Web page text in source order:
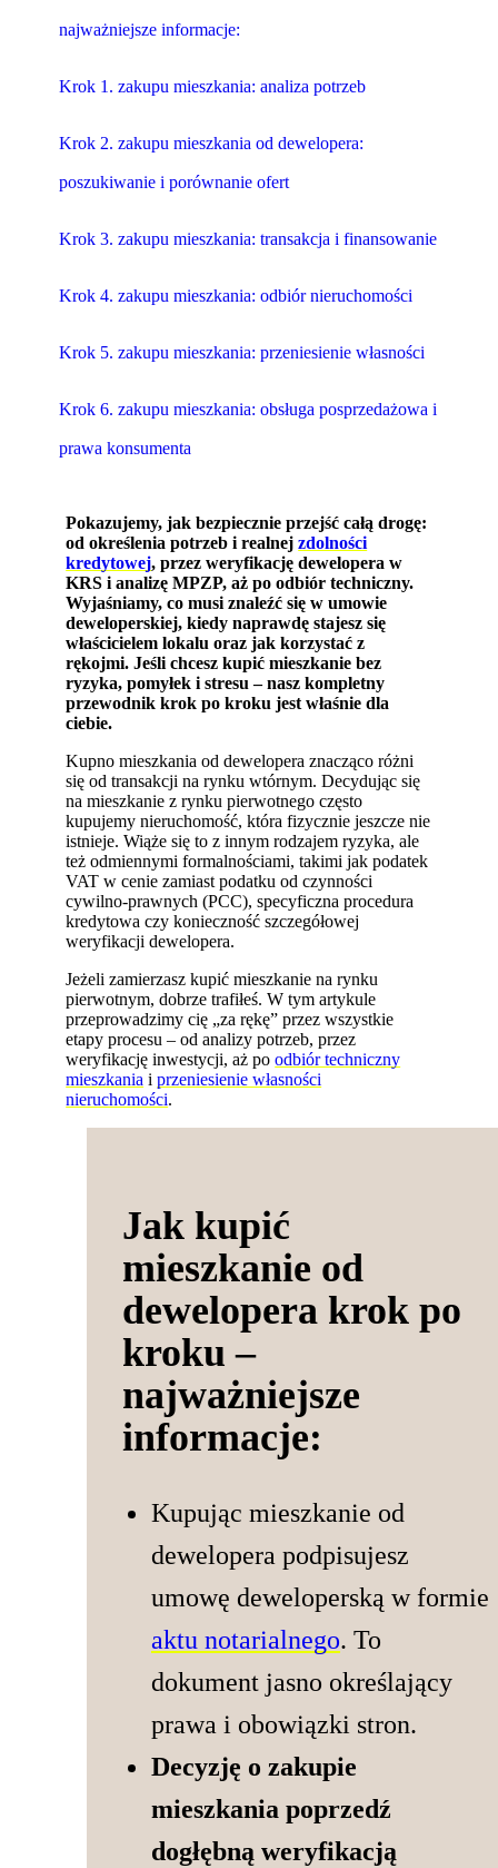
najważniejsze informacje:
Krok 1. zakupu mieszkania: analiza potrzeb
Krok 2. zakupu mieszkania od dewelopera:
poszukiwanie i porównanie ofert
Krok 3. zakupu mieszkania: transakcja i finansowanie
Krok 4. zakupu mieszkania: odbiór nieruchomości
Krok 5. zakupu mieszkania: przeniesienie własności
Krok 6. zakupu mieszkania: obsługa posprzedażowa i
prawa konsumenta
Pokazujemy, jak bezpiecznie przejść całą drogę:
od określenia potrzeb i realnejzdolności
kredytowej, przez weryfikację dewelopera w
KRS i analizę MPZP, aż po odbiór techniczny.
Wyjaśniamy, co musi znaleźć się w umowie
deweloperskiej, kiedy naprawdę stajesz się
właścicielem lokalu oraz jak korzystać z
rękojmi. Jeśli chcesz kupić mieszkanie bez
ryzyka, pomyłek i stresu – nasz kompletny
przewodnik krok po kroku jest właśnie dla
ciebie.
Kupno mieszkania od dewelopera znacząco różni
się od transakcji na rynku wtórnym. Decydując się
na mieszkanie z rynku pierwotnego często
kupujemy nieruchomość, która fizycznie jeszcze nie
istnieje. Wiąże się to z innym rodzajem ryzyka, ale
też odmiennymi formalnościami, takimi jak podatek
VAT w cenie zamiast podatku od czynności
cywilno-prawnych (PCC), specyficzna procedura
kredytowa czy konieczność szczegółowej
weryfikacji dewelopera.
Jeżeli zamierzasz kupić mieszkanie na rynku
pierwotnym, dobrze trafiłeś. W tym artykule
przeprowadzimy cię „za rękę” przez wszystkie
etapy procesu – od analizy potrzeb, przez
weryfikację inwestycji, aż poodbiór techniczny
mieszkania iprzeniesienie własności
nieruchomości.
Jak kupić
mieszkanie od
dewelopera krok po
kroku –
najważniejsze
informacje:
Kupując mieszkanie od
dewelopera podpisujesz
umowę deweloperską w formie
aktu notarialnego. To
dokument jasno określający
prawa i obowiązki stron.
Decyzję o zakupie
mieszkania poprzedź
dogłębną weryfikacją